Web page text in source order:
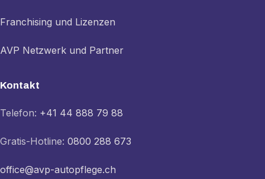
Franchising und Lizenzen
AVP Netzwerk und Partner
Kontakt
Telefon: +41 44 888 79 88
Gratis-Hotline: 0800 288 673
office@avp-autopflege.ch